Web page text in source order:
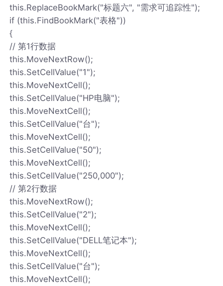
this.ReplaceBookMark("标题六", "需求可追踪性");
if (this.FindBookMark("表格"))
{
// 第1行数据
this.MoveNextRow();
this.SetCellValue("1");
this.MoveNextCell();
this.SetCellValue("HP电脑");
this.MoveNextCell();
this.SetCellValue("台");
this.MoveNextCell();
this.SetCellValue("50");
this.MoveNextCell();
this.SetCellValue("250,000");
// 第2行数据
this.MoveNextRow();
this.SetCellValue("2");
this.MoveNextCell();
this.SetCellValue("DELL笔记本");
this.MoveNextCell();
this.SetCellValue("台");
this.MoveNextCell();